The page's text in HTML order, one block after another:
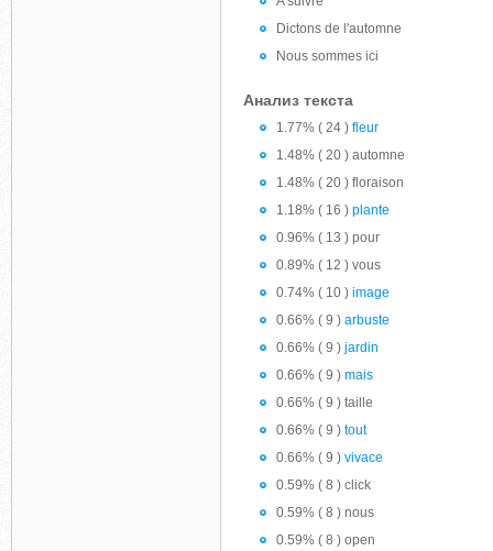
Dictons de l'automne
Nous sommes ici
Анализ текста
1.77% ( 24 ) fleur
1.48% ( 20 ) automne
1.48% ( 20 ) floraison
1.18% ( 16 ) plante
0.96% ( 13 ) pour
0.89% ( 12 ) vous
0.74% ( 10 ) image
0.66% ( 9 ) arbuste
0.66% ( 9 ) jardin
0.66% ( 9 ) mais
0.66% ( 9 ) taille
0.66% ( 9 ) tout
0.66% ( 9 ) vivace
0.59% ( 8 ) click
0.59% ( 8 ) nous
0.59% ( 8 ) open